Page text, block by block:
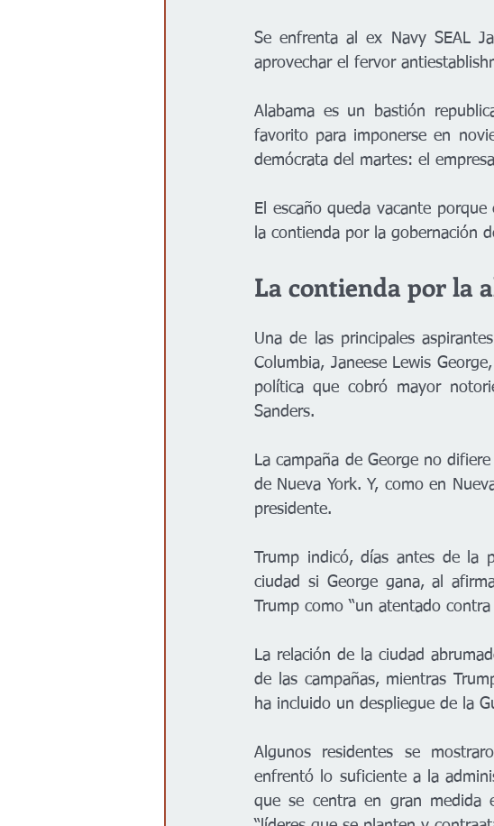
Se enfrenta al ex Navy SEAL
aprovechar el fervor
Alabama es un bastión
favorito para imponerse en
demócrata del martes: el
El escaño queda vacante
la contienda por la gobernación
La contienda por la
Una de las principales
Columbia, Janeese Lewis
política que cobró mayor
Sanders.
La campaña de George no
de Nueva York. Y, como en
presidente.
Trump indicó, días antes de la
ciudad si George gana, al
Trump como “un atentado contra
La relación de la ciudad
de las campañas, mientras
ha incluido un despliegue de la
Algunos residentes se
enfrentó lo suficiente a la
que se centra en gran medida